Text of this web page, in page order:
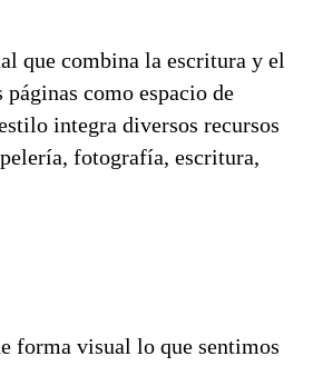
que combina la escritura y el
como espacio de
integra diversos recursos
fotografía, escritura,
forma visual lo que sentimos